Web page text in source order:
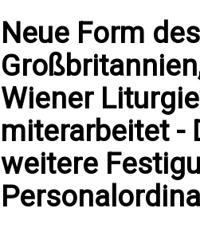
Neue Form
Wiener
miterarbeitet -
weitere